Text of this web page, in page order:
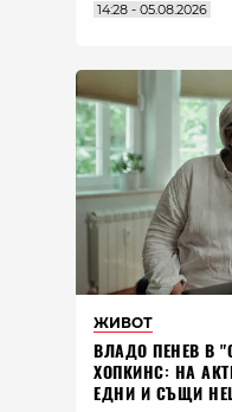
14:28 - 05.08.2026
ЖИВОТ
ВЛАДO ПЕНЕВ В
ХОПКИНС: НА
ЕДНИ И СЪЩИ